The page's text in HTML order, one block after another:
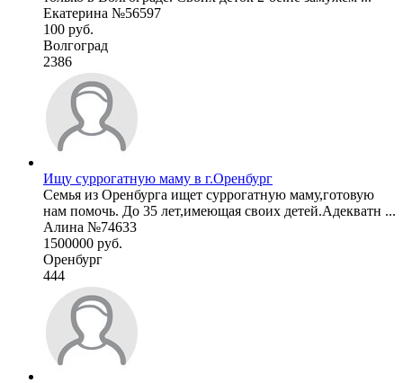
Екатерина №56597
100 руб.
Волгоград
2386
Ищу суррогатную маму в г.Оренбург
Семья из Оренбурга ищет суррогатную маму,готовую
нам помочь. До 35 лет,имеющая своих детей.Адекватн ...
Алина №74633
1500000 руб.
Оренбург
444